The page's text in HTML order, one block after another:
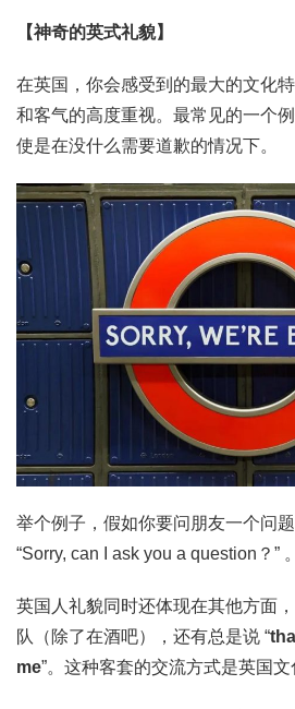
【神奇的英式礼貌】
在英国，你会感受到的最大的文化
和客气的高度重视。最常见的一个
使是在没什么需要道歉的情况下。
举个例子，假如你要问朋友一个问
“Sorry, can I ask you a question？” 。
英国人礼貌同时还体现在其他方面
队（除了在酒吧），还有总是说 “
me”。这种客套的交流方式是英国文